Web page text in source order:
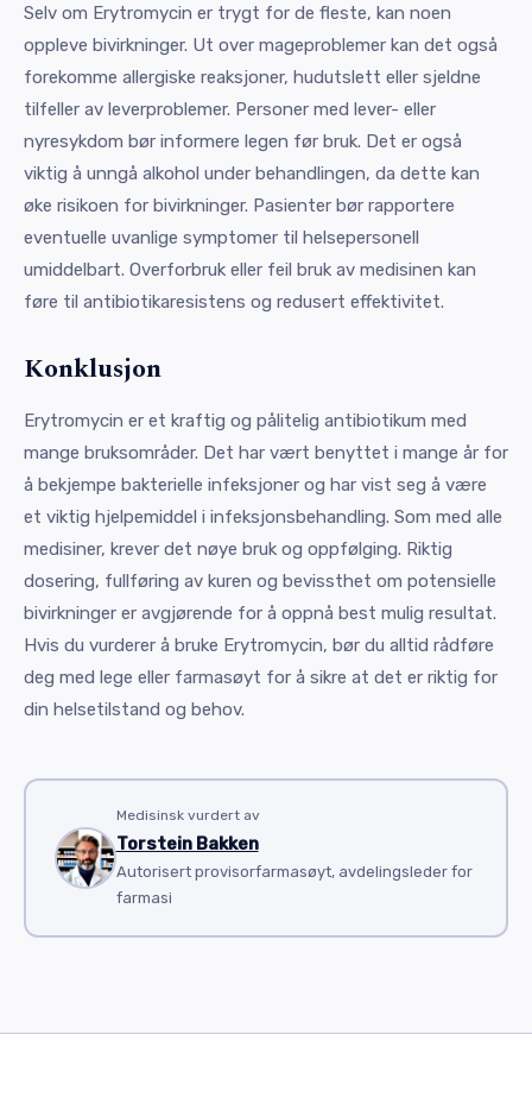
Selv om Erytromycin er trygt for de fleste, kan noen
oppleve bivirkninger. Ut over mageproblemer kan det også
forekomme allergiske reaksjoner, hudutslett eller sjeldne
tilfeller av leverproblemer. Personer med lever- eller
nyresykdom bør informere legen før bruk. Det er også
viktig å unngå alkohol under behandlingen, da dette kan
øke risikoen for bivirkninger. Pasienter bør rapportere
eventuelle uvanlige symptomer til helsepersonell
umiddelbart. Overforbruk eller feil bruk av medisinen kan
føre til antibiotikaresistens og redusert effektivitet.
Konklusjon
Erytromycin er et kraftig og pålitelig antibiotikum med
mange bruksområder. Det har vært benyttet i mange år for
å bekjempe bakterielle infeksjoner og har vist seg å være
et viktig hjelpemiddel i infeksjonsbehandling. Som med alle
medisiner, krever det nøye bruk og oppfølging. Riktig
dosering, fullføring av kuren og bevissthet om potensielle
bivirkninger er avgjørende for å oppnå best mulig resultat.
Hvis du vurderer å bruke Erytromycin, bør du alltid rådføre
deg med lege eller farmasøyt for å sikre at det er riktig for
din helsetilstand og behov.
Medisinsk vurdert av
Torstein Bakken
Autorisert provisorfarmasøyt, avdelingsleder for
farmasi